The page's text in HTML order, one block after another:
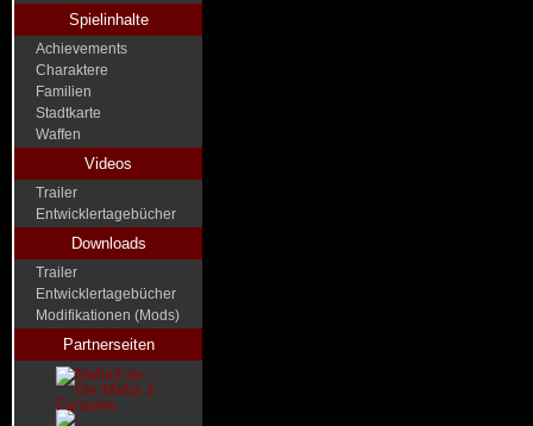
Spielinhalte
Achievements
Charaktere
Familien
Stadtkarte
Waffen
Videos
Trailer
Entwicklertagebücher
Downloads
Trailer
Entwicklertagebücher
Modifikationen (Mods)
Partnerseiten